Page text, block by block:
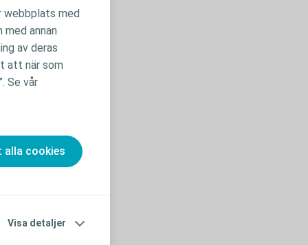
webbplats med
med annan
av deras
att när som
Se vår
alla cookies
Visa detaljer
finns det en
Det är
alltid vara
är det rätta
den